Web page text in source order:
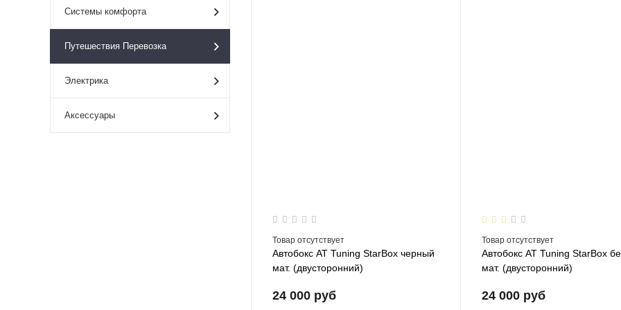
Системы комфорта
Путешествия Перевозка
Электрика
Аксессуары
Товар отсутствует
Автобокс AT Tuning StarBox черный
мат. (двусторонний)
24 000 руб
Товар отсутствует
Автобокс AT Tuning StarBox
мат. (двусторонний)
24 000 руб